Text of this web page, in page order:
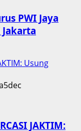
PWI Jaya
Usung
JAKTIM: